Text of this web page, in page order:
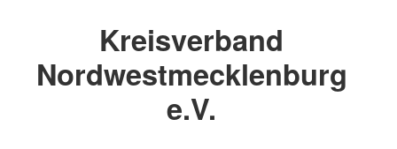
Kreisverband
Nordwestmecklenburg
e.V.